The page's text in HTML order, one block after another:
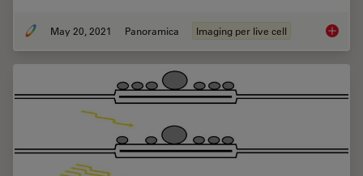
May 20, 2021 Panoramica Imaging per live cell Putting